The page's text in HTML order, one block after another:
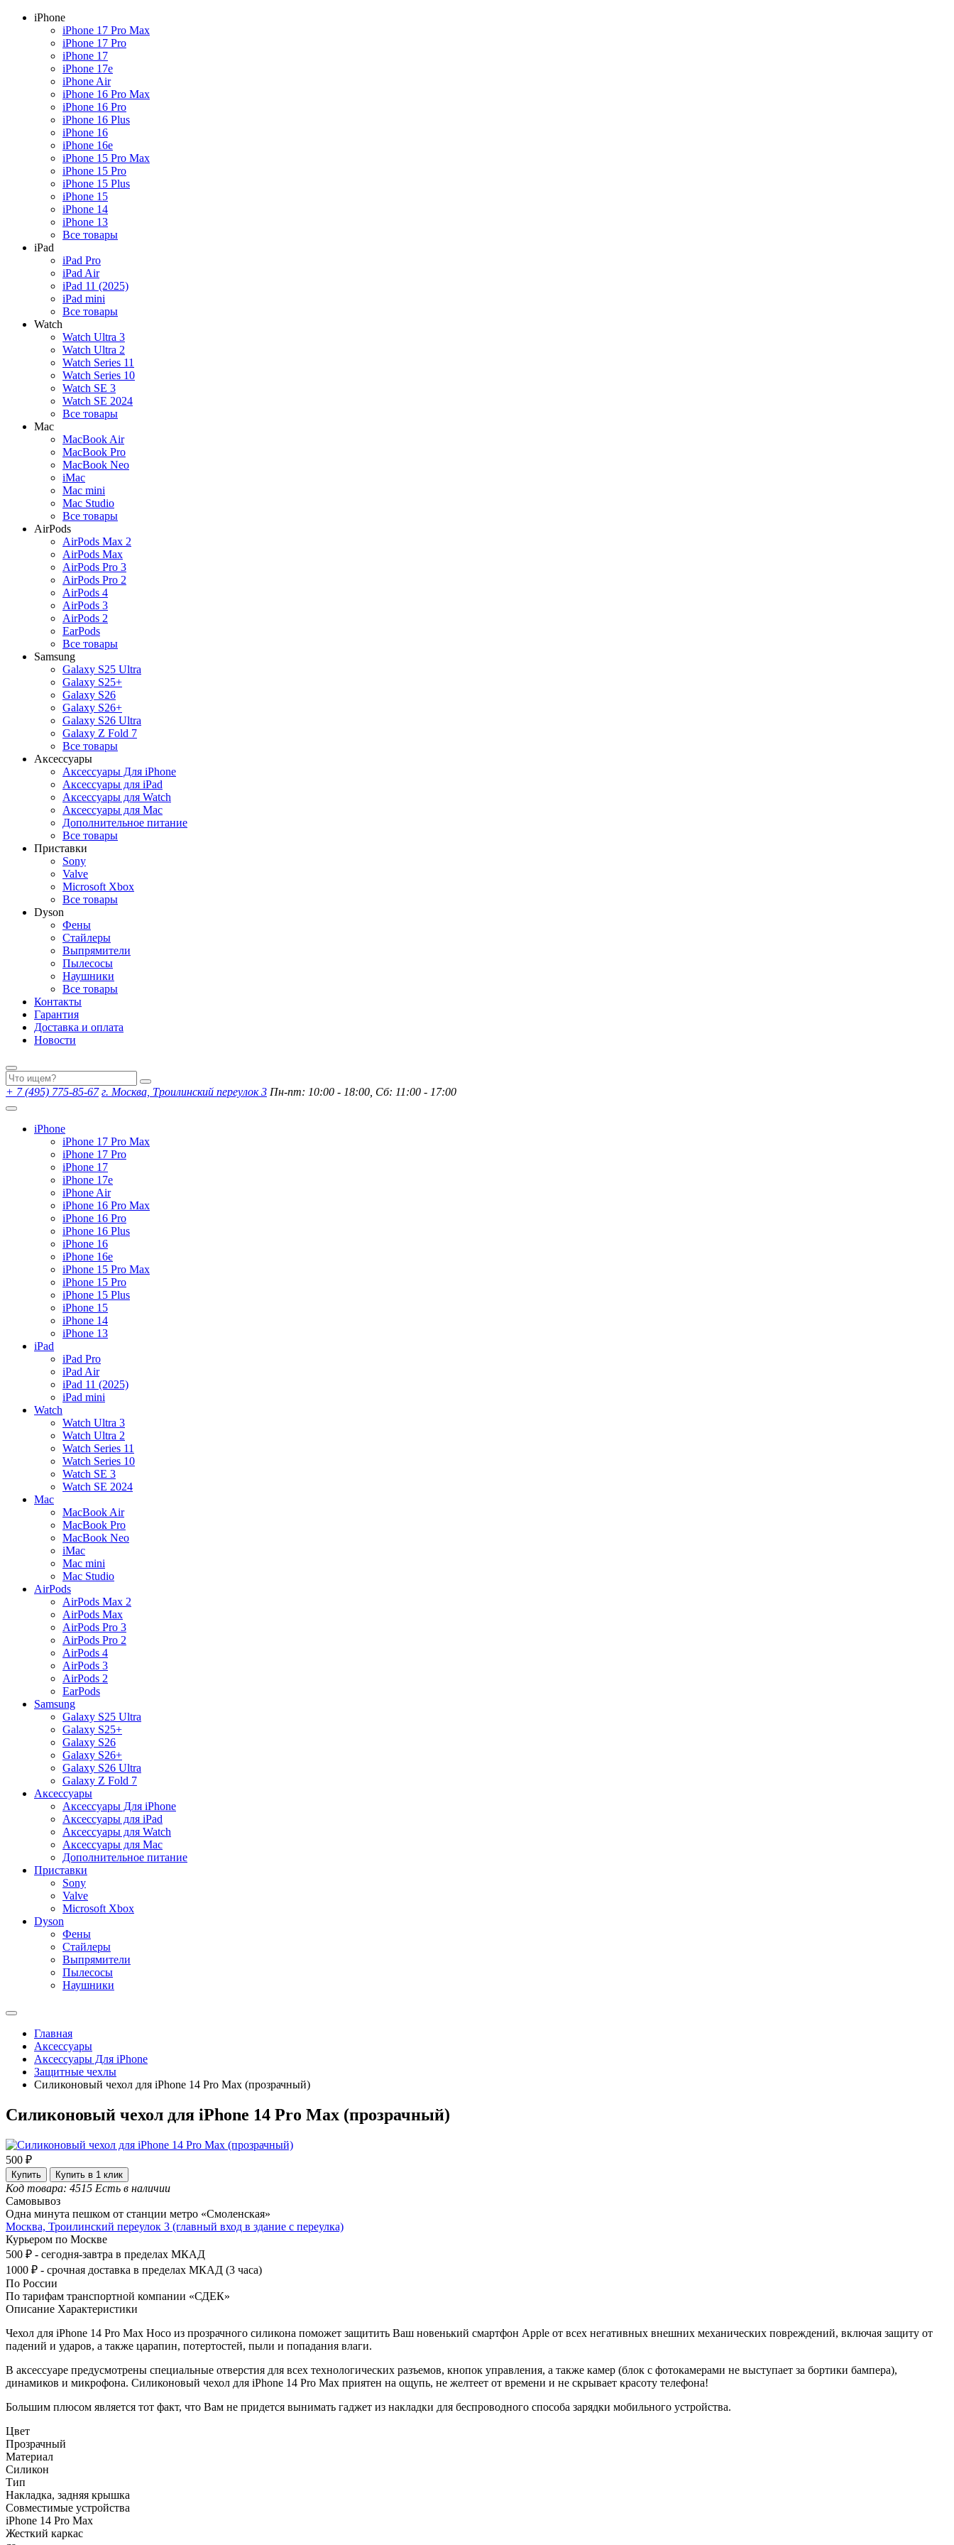
iPhone
iPhone 17 Pro Max
iPhone 17 Pro
iPhone 17
iPhone 17e
iPhone Air
iPhone 16 Pro Max
iPhone 16 Pro
iPhone 16 Plus
iPhone 16
iPhone 16e
iPhone 15 Pro Max
iPhone 15 Pro
iPhone 15 Plus
iPhone 15
iPhone 14
iPhone 13
Все товары
iPad
iPad Pro
iPad Air
iPad 11 (2025)
iPad mini
Все товары
Watch
Watch Ultra 3
Watch Ultra 2
Watch Series 11
Watch Series 10
Watch SE 3
Watch SE 2024
Все товары
Mac
MacBook Air
MacBook Pro
MacBook Neo
iMac
Mac mini
Mac Studio
Все товары
AirPods
AirPods Max 2
AirPods Max
AirPods Pro 3
AirPods Pro 2
AirPods 4
AirPods 3
AirPods 2
EarPods
Все товары
Samsung
Galaxy S25 Ultra
Galaxy S25+
Galaxy S26
Galaxy S26+
Galaxy S26 Ultra
Galaxy Z Fold 7
Все товары
Аксессуары
Аксессуары Для iPhone
Аксессуары для iPad
Аксессуары для Watch
Аксессуары для Mac
Дополнительное питание
Все товары
Приставки
Sony
Valve
Microsoft Xbox
Все товары
Dyson
Фены
Стайлеры
Выпрямители
Пылесосы
Наушники
Все товары
Контакты
Гарантия
Доставка и оплата
Новости
+ 7 (495) 775-85-67 г. Москва, Троилинский переулок 3 Пн-пт: 10:00 - 18:00, Сб: 11:00 - 17:00
iPhone
iPhone 17 Pro Max
iPhone 17 Pro
iPhone 17
iPhone 17e
iPhone Air
iPhone 16 Pro Max
iPhone 16 Pro
iPhone 16 Plus
iPhone 16
iPhone 16e
iPhone 15 Pro Max
iPhone 15 Pro
iPhone 15 Plus
iPhone 15
iPhone 14
iPhone 13
iPad
iPad Pro
iPad Air
iPad 11 (2025)
iPad mini
Watch
Watch Ultra 3
Watch Ultra 2
Watch Series 11
Watch Series 10
Watch SE 3
Watch SE 2024
Mac
MacBook Air
MacBook Pro
MacBook Neo
iMac
Mac mini
Mac Studio
AirPods
AirPods Max 2
AirPods Max
AirPods Pro 3
AirPods Pro 2
AirPods 4
AirPods 3
AirPods 2
EarPods
Samsung
Galaxy S25 Ultra
Galaxy S25+
Galaxy S26
Galaxy S26+
Galaxy S26 Ultra
Galaxy Z Fold 7
Аксессуары
Аксессуары Для iPhone
Аксессуары для iPad
Аксессуары для Watch
Аксессуары для Mac
Дополнительное питание
Приставки
Sony
Valve
Microsoft Xbox
Dyson
Фены
Стайлеры
Выпрямители
Пылесосы
Наушники
Главная
Аксессуары
Аксессуары Для iPhone
Защитные чехлы
Силиконовый чехол для iPhone 14 Pro Max (прозрачный)
Силиконовый чехол для iPhone 14 Pro Max (прозрачный)
500 ₽
Купить Купить в 1 клик
Код товара: 4515 Есть в наличии
Самовывоз
Одна минута пешком от станции метро «Смоленская»
Москва, Троилинский переулок 3 (главный вход в здание с переулка)
Курьером по Москве
500 ₽ - сегодня-завтра в пределах МКАД
1000 ₽ - срочная доставка в пределах МКАД (3 часа)
По России
По тарифам транспортной компании «СДЕК»
Описание Характеристики
Чехол для iPhone 14 Pro Max Hoco из прозрачного силикона поможет защитить Ваш новенький смартфон Apple от всех негативных внешних механических повреждений, включая защиту от
падений и ударов, а также царапин, потертостей, пыли и попадания влаги.
В аксессуаре предусмотрены специальные отверстия для всех технологических разъемов, кнопок управления, а также камер (блок с фотокамерами не выступает за бортики бампера),
динамиков и микрофона. Силиконовый чехол для iPhone 14 Pro Max приятен на ощупь, не желтеет от времени и не скрывает красоту телефона!
Большим плюсом является тот факт, что Вам не придется вынимать гаджет из накладки для беспроводного способа зарядки мобильного устройства.
Цвет
Прозрачный
Материал
Силикон
Тип
Накладка, задняя крышка
Совместимые устройства
iPhone 14 Pro Max
Жесткий каркас